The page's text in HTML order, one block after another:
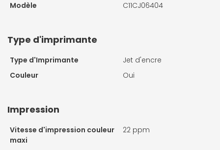
Modèle
C11CJ06404
Type d'imprimante
Type d'Imprimante
Jet d'encre
Couleur
Oui
Impression
Vitesse d'impression couleur
maxi
22 ppm